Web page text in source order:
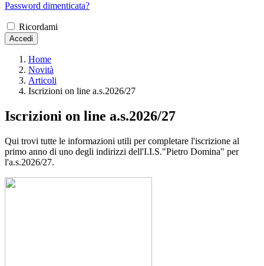
Password dimenticata?
Ricordami
Accedi
Home
Novità
Articoli
Iscrizioni on line a.s.2026/27
Iscrizioni on line a.s.2026/27
Qui trovi tutte le informazioni utili per completare l'iscrizione al
primo anno di uno degli indirizzi dell'I.I.S."Pietro Domina" per
l'a.s.2026/27.